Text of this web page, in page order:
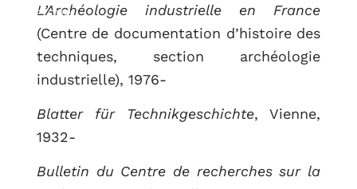
RETOUR
L’Archéologie industrielle en France
(Centre de documentation d’histoire des
techniques, section archéologie
industrielle), 1976-
Blatter für Technikgeschichte, Vienne,
1932-
Bulletin du Centre de recherches sur la